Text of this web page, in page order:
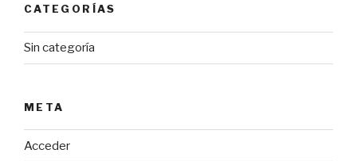
CATEGORÍAS
Sin categoría
META
Acceder